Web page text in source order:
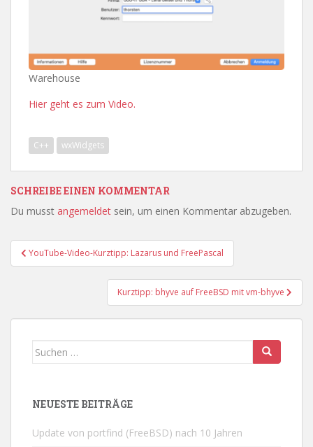
Warehouse
Hier geht es zum Video.
C++ wxWidgets
SCHREIBE EINEN KOMMENTAR
Du musst angemeldet sein, um einen Kommentar abzugeben.
Beitragsnavigation
YouTube-Video-Kurztipp: Lazarus und FreePascal
Kurztipp: bhyve auf FreeBSD mit vm-bhyve
Suchen
NEUESTE BEITRÄGE
Update von portfind (FreeBSD) nach 10 Jahren